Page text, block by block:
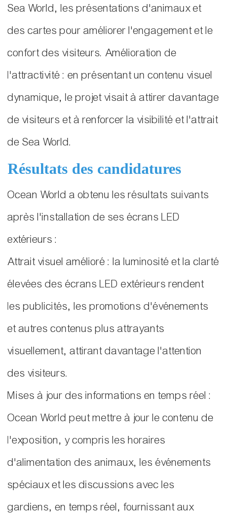
Sea World, les présentations d'animaux et
des cartes pour améliorer l'engagement et le
confort des visiteurs. Amélioration de
l'attractivité : en présentant un contenu visuel
dynamique, le projet visait à attirer davantage
de visiteurs et à renforcer la visibilité et l'attrait
de Sea World.
Résultats des candidatures
Ocean World a obtenu les résultats suivants
après l'installation de ses écrans LED
extérieurs :
Attrait visuel amélioré : la luminosité et la clarté
élevées des écrans LED extérieurs rendent
les publicités, les promotions d'événements
et autres contenus plus attrayants
visuellement, attirant davantage l'attention
des visiteurs.
Mises à jour des informations en temps réel :
Ocean World peut mettre à jour le contenu de
l'exposition, y compris les horaires
d'alimentation des animaux, les événements
spéciaux et les discussions avec les
gardiens, en temps réel, fournissant aux